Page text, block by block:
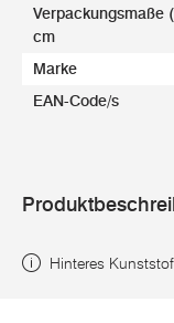
Verpackungsmaße
cm
Marke
EAN-Code/s
Hinteres